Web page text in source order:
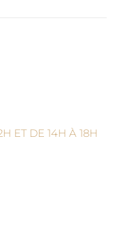
ET DE 14H À 18H